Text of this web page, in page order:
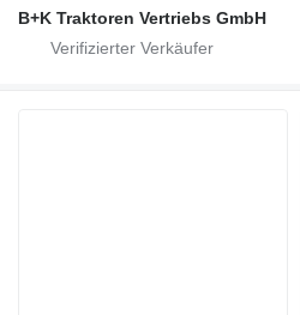
B+K Traktoren Vertriebs GmbH